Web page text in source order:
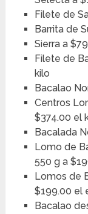
Filete de
Barrita de
Sierra a
Filete de
kilo
Bacalao
Centros
$374.00 el
Bacalada
Lomo de
550 g a
Lomos de
$199.00 el
Bacalao